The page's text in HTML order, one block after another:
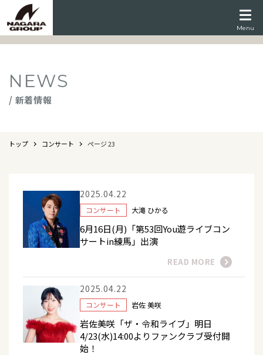
Menu
NEWS
/ 新着情報
トップ コンサート ページ 23
2025.04.22
コンサート 大滝 ひかる
6月16日(月)「第53回You遊ライブコン
サートin練馬」出演
READ MORE
2025.04.22
コンサート 岩佐 美咲
岩佐美咲「ザ・令和ライブ」明日
4/23(水)14:00よりファンクラブ受付開
始！